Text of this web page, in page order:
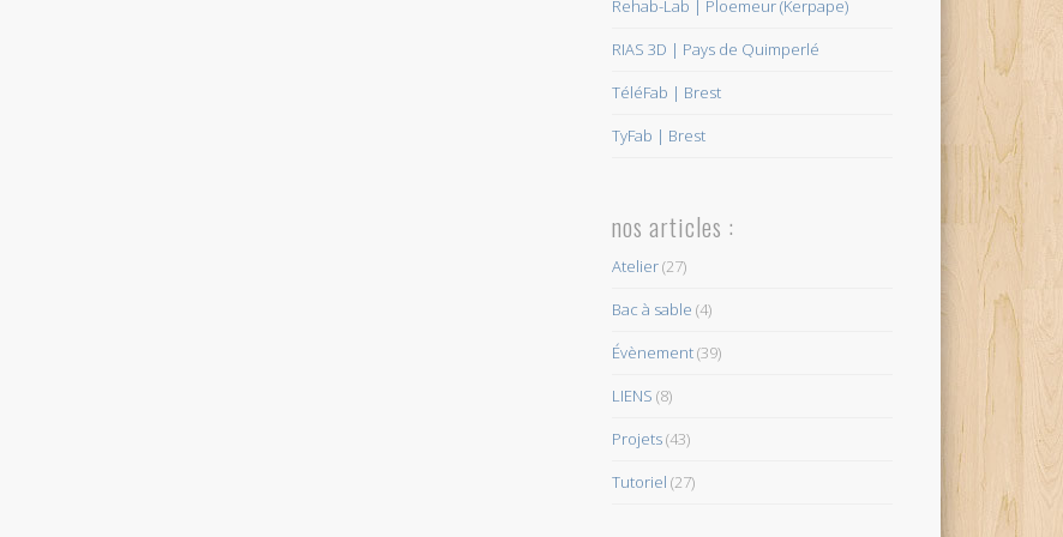
Rehab-Lab | Ploemeur (Kerpape)
RIAS 3D | Pays de Quimperlé
TéléFab | Brest
TyFab | Brest
nos articles :
Atelier(27)
Bac à sable (4)
Évènement(39)
LIENS (8)
Projets(43)
Tutoriel (27)